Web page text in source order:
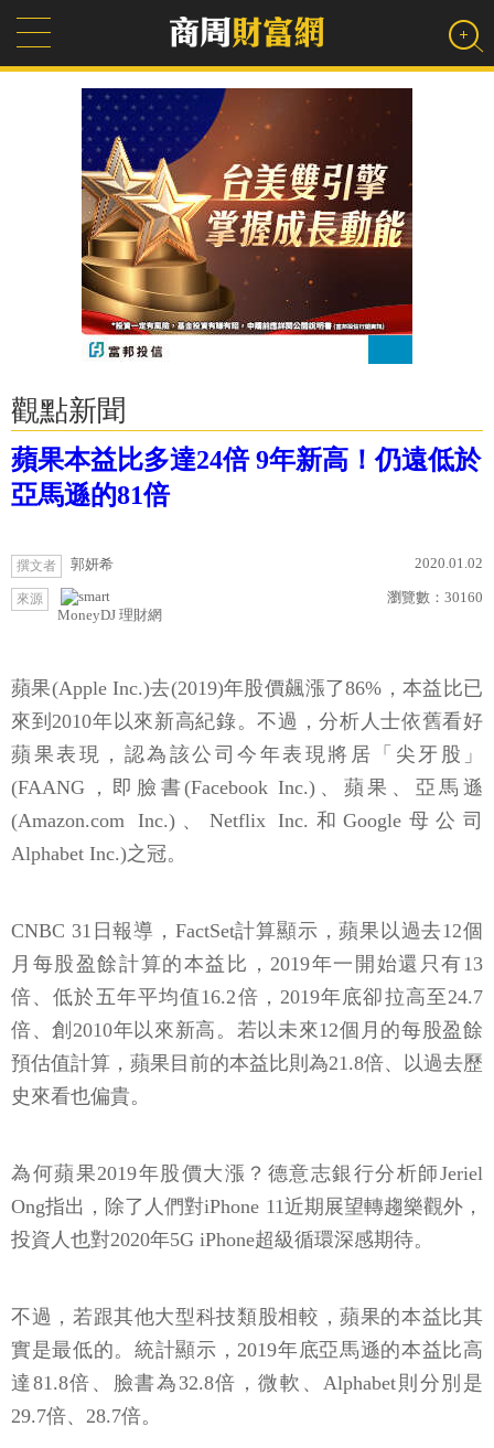
觀點新聞
蘋果本益比多達24倍 9年新高！仍遠低於
亞馬遜的81倍
撰文者 郭妍希 2020.01.02
來源
MoneyDJ 理財網
瀏覽數： 30160
蘋果(Apple Inc.)去(2019)年股價飆漲了86%，本益比已
來到2010年以來新高紀錄。不過，分析人士依舊看好
蘋果表現，認為該公司今年表現將居「尖牙股」
(FAANG，即臉書(Facebook Inc.)、蘋果、亞馬遜
(Amazon.com Inc.)、Netflix Inc.和Google母公司
Alphabet Inc.)之冠。
CNBC 31日報導，FactSet計算顯示，蘋果以過去12個
月每股盈餘計算的本益比，2019年一開始還只有13
倍、低於五年平均值16.2倍，2019年底卻拉高至24.7
倍、創2010年以來新高。若以未來12個月的每股盈餘
預估值計算，蘋果目前的本益比則為21.8倍、以過去歷
史來看也偏貴。
為何蘋果2019年股價大漲？德意志銀行分析師Jeriel
Ong指出，除了人們對iPhone 11近期展望轉趨樂觀外，
投資人也對2020年5G iPhone超級循環深感期待。
不過，若跟其他大型科技類股相較，蘋果的本益比其
實是最低的。統計顯示，2019年底亞馬遜的本益比高
達81.8倍、臉書為32.8倍，微軟、Alphabet則分別是
29.7倍、28.7倍。